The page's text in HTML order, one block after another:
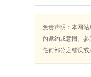
免责声明：本网
的邀约或意图。
任何部分之错误或